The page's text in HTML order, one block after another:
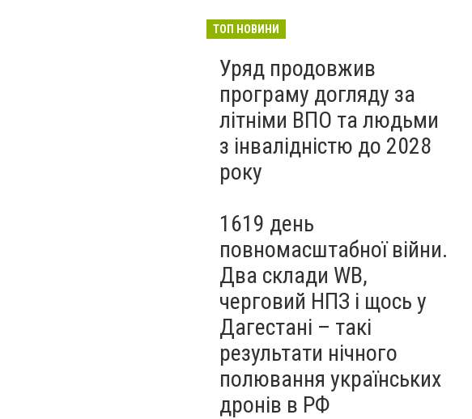
— ВІДЕО
ТОП НОВИНИ
Уряд продовжив
програму догляду за
літніми ВПО та людьми
з інвалідністю до 2028
року
1619 день
повномасштабної війни.
Два склади WB,
черговий НПЗ і щось у
Дагестані – такі
результати нічного
полювання українських
дронів в РФ